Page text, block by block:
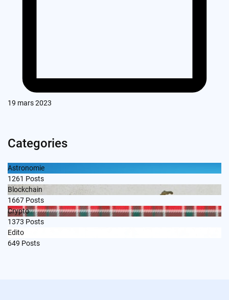
19 mars 2023
Categories
Astronomie
1261 Posts
Blockchain
1667 Posts
Crypto
1373 Posts
Edito
649 Posts